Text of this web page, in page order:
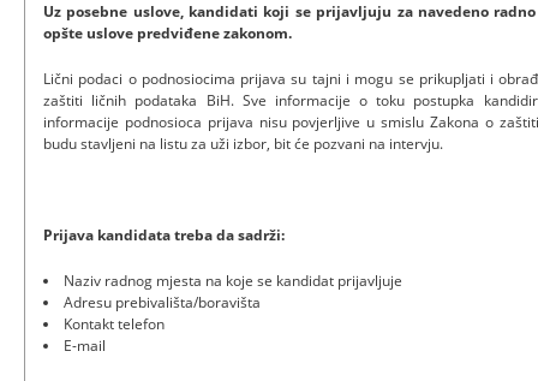
Uz posebne uslove, kandidati koji se prijavljuju za navedeno
opšte uslove predviđene zakonom.
Lični podaci o podnosiocima prijava su tajni i mogu se prikupljati i
zaštiti ličnih podataka BiH. Sve informacije o toku postupka
informacije podnosioca prijava nisu povjerljive u smislu Zakona o
budu stavljeni na listu za uži izbor, bit će pozvani na intervju.
Prijava kandidata treba da sadrži:
Naziv radnog mjesta na koje se kandidat prijavljuje
Adresu prebivališta/boravišta
Kontakt telefon
E-mail